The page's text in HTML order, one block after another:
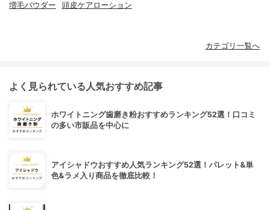
増毛パウダー 頭皮ケアローション
カテゴリ一覧へ
よく見られている人気おすすめ記事
ホワイトニング歯磨き粉おすすめランキング52選！口コミ
の多い市販品を中心に
アイシャドウおすすめ人気ランキング52選！パレット&単
色&ラメ入り商品を徹底比較！